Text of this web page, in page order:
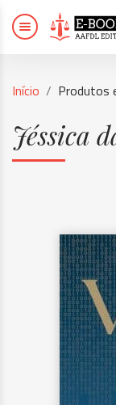
Início Produtos
Jéssica